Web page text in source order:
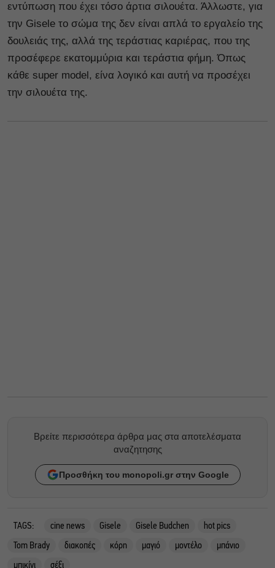
εντύπωση που έχει τόσο άρτια σιλουέτα. Άλλωστε, για
την Gisele το σώμα της δεν είναι απλά το εργαλείο της
δουλειάς της, αλλά της τεράστιας καριέρας, που της
προσέφερε εκατομμύρια και τεράστια φήμη. Όπως
κάθε super model, είνα λογικό και αυτή να προσέχει
την σιλουέτα της.
Βρείτε περισσότερα άρθρα μας στα αποτελέσματα
αναζητησης
Προσθήκη του monopoli.gr στην Google
TAGS: cine news Gisele Gisele Budchen
hot pics
Tom Brady
διακοπές κόρη μαγιό μοντέλο
μπάνιο
μπικίνι
σέξι